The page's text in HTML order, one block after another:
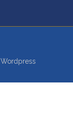
Wordpress